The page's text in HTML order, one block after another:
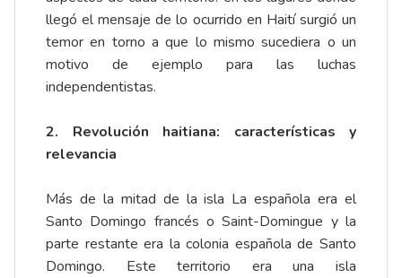
llegó el mensaje de lo ocurrido en Haití surgió un
temor en torno a que lo mismo sucediera o un
motivo de ejemplo para las luchas
independentistas.
2. Revolución haitiana: características y
relevancia
Más de la mitad de la isla La española era el
Santo Domingo francés o Saint-Domingue y la
parte restante era la colonia española de Santo
Domingo. Este territorio era una isla